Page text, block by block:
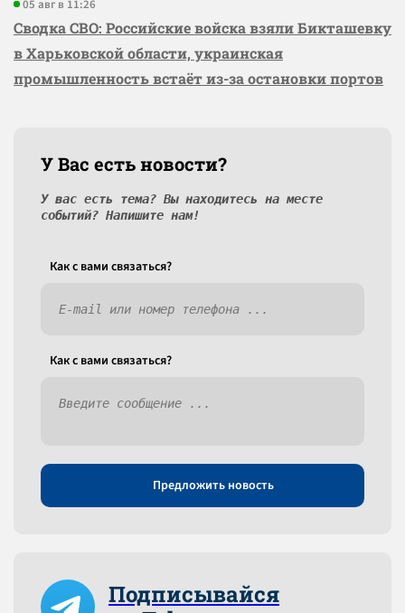
05 авг в 11:26
Сводка СВО: Российские войска взяли Бикташевку
в Харьковской области, украинская
промышленность встаёт из-за остановки портов
У Вас есть новости?
У вас есть тема? Вы находитесь на месте
событий? Напишите нам!
Как c вами связаться?
Как c вами связаться?
Предложить новость
Подписывайся